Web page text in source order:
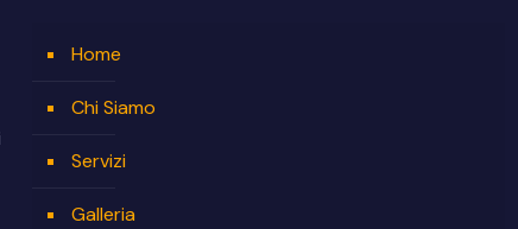
Home
Chi Siamo
Servizi
Galleria